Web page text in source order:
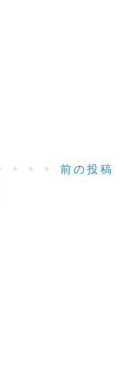
前の投稿